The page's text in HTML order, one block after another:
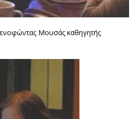
Μουσάς καθηγητής